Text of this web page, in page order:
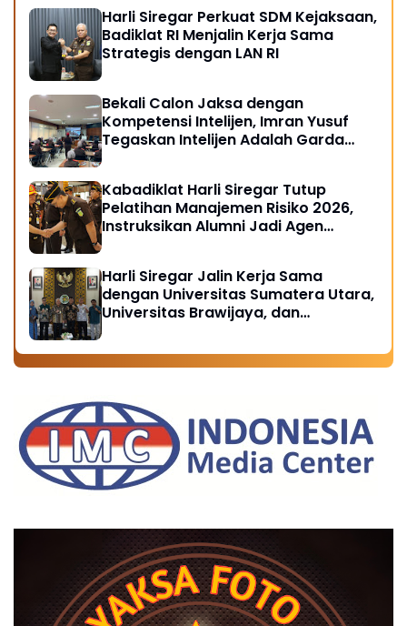
Harli Siregar Perkuat SDM Kejaksaan,
Badiklat RI Menjalin Kerja Sama
Strategis dengan LAN RI
Bekali Calon Jaksa dengan
Kompetensi Intelijen, Imran Yusuf
Tegaskan Intelijen Adalah Garda
Kabadiklat Harli Siregar Tutup
Pelatihan Manajemen Risiko 2026,
Instruksikan Alumni Jadi Agen
Harli Siregar Jalin Kerja Sama
dengan Universitas Sumatera Utara,
Universitas Brawijaya, dan
Peluang Pegawai Kejaksaan RI
Tempuh Pendidikan Doktor (S3)